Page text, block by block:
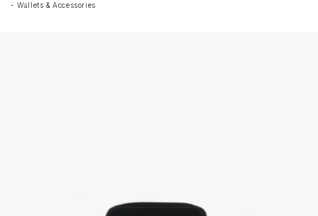
-Wallets & Accessories